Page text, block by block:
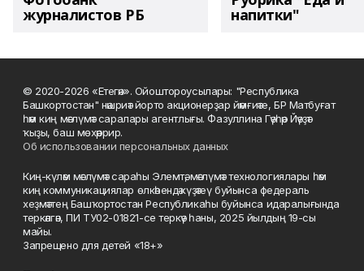
журналистов РБ напитки"
© 2020-2026 «Етегән». Ойоштороусылары: "Республика
Башкортостан" нәшриәт йорто акционерҙар йәмғиәте, БР Матбуғат
һәм киң мәғлүмәт саралары агентлығы. Фазуллина Гәүһәр Йәүҙәт
ҡыҙы, баш мөхәррир.
Об использовании персональных данных
Киң-күләм мәғлүмәт сараһы Элемтә, мәғлүмәт технологиялары һәм
киң коммуникациялар өлкәһендә күҙәтеү буйынса федераль
хеҙмәттең Башҡортостан Республикаһы буйынса идаралығында
теркәлгән, ПИ ТУ02-01821-се теркәү һаны, 2025 йылдың 19-сы
майы.
Запрещено для детей «18+»